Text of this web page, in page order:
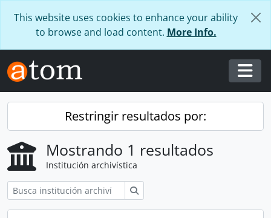
This website uses cookies to enhance your ability
to browse and load content. More Info.
Restringir resultados por:
Mostrando 1 resultados
Institución archivística